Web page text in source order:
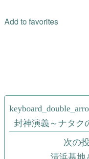
Add to favorites
投
封神演義～ナタク
次の
清浜基地